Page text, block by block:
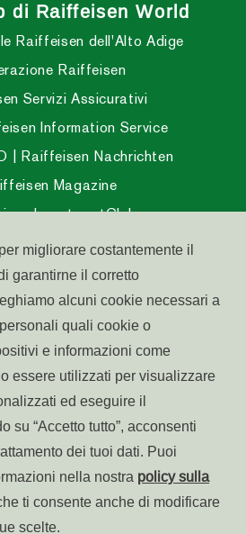
di Raiffeisen World
Raiffeisen dell'Alto Adige
Raiffeisen
Servizi Assicurativi
Information Service
Raiffeisen Nachrichten
Magazine
InvestmentClub
Pensione Aperto
Fondo Salute
in Alto Adige
Südtirol IPS
800
Colofone
Cookies
Privacy
migliorare costantemente il
garantirne il corretto
alcuni cookie necessari a
quali cookie o
e informazioni come
essere utilizzati per visualizzare
ed eseguire il
su “Accetto tutto”, acconsenti
dei tuoi dati. Puoi
nella nostra policy sulla
ti consente anche di modificare
scelte.